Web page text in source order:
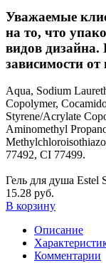
Уважаемые
на то, что
видов дизайна.
зависимости
Aqua, Sodium
Copolymer,
Styrene/Acrylate
Aminomethyl
77492, CI 77499.
Гель для душа Estel
15.28 руб.
В корзину
Описание
Комментарии